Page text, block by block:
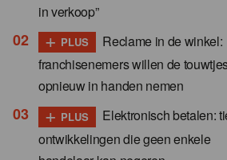
in verkoop”
+ PLUS
Reclame in de winkel:
franchisenemers willen de
opnieuw in handen nemen
+ PLUS
Elektronisch betalen:
ontwikkelingen die geen enkele